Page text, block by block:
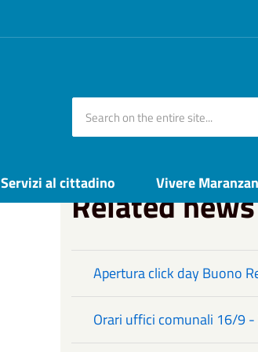
Servizi al cittadino Vivere
Related news
Apertura click day Buono
Orari uffici comunali 16/9